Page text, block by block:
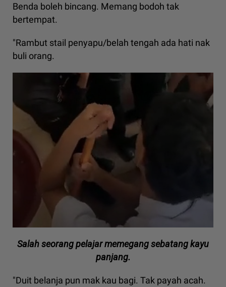
Benda boleh bincang. Memang bodoh tak
bertempat.
"Rambut stail penyapu/belah tengah ada hati nak
buli orang.
Salah seorang pelajar memegang sebatang kayu
panjang.
"Duit belanja pun mak kau bagi. Tak payah acah.